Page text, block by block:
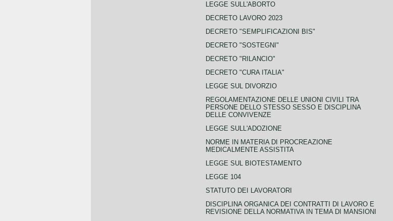
LEGGE SULL'ABORTO
DECRETO LAVORO 2023
DECRETO "SEMPLIFICAZIONI BIS"
DECRETO "SOSTEGNI"
DECRETO "RILANCIO"
DECRETO "CURA ITALIA"
LEGGE SUL DIVORZIO
REGOLAMENTAZIONE DELLE UNIONI CIVILI TRA
PERSONE DELLO STESSO SESSO E DISCIPLINA
DELLE CONVIVENZE
LEGGE SULL'ADOZIONE
NORME IN MATERIA DI PROCREAZIONE
MEDICALMENTE ASSISTITA
LEGGE SUL BIOTESTAMENTO
LEGGE 104
STATUTO DEI LAVORATORI
DISCIPLINA ORGANICA DEI CONTRATTI DI LAVORO E
REVISIONE DELLA NORMATIVA IN TEMA DI MANSIONI